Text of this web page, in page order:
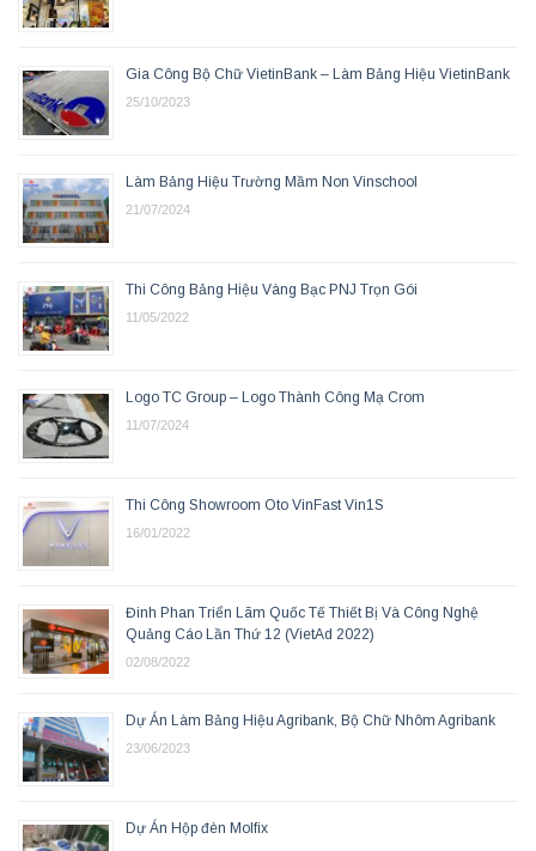
Gia Công Bộ Chữ VietinBank – Làm Bảng Hiệu VietinBank
25/10/2023
Làm Bảng Hiệu Trường Mầm Non Vinschool
21/07/2024
Thi Công Bảng Hiệu Vàng Bạc PNJ Trọn Gói
11/05/2022
Logo TC Group – Logo Thành Công Mạ Crom
11/07/2024
Thi Công Showroom Oto VinFast Vin1S
16/01/2022
Đinh Phan Triển Lãm Quốc Tế Thiết Bị Và Công Nghệ
Quảng Cáo Lần Thứ 12 (VietAd 2022)
02/08/2022
Dự Án Làm Bảng Hiệu Agribank, Bộ Chữ Nhôm Agribank
23/06/2023
Dự Án Hộp đèn Molfix